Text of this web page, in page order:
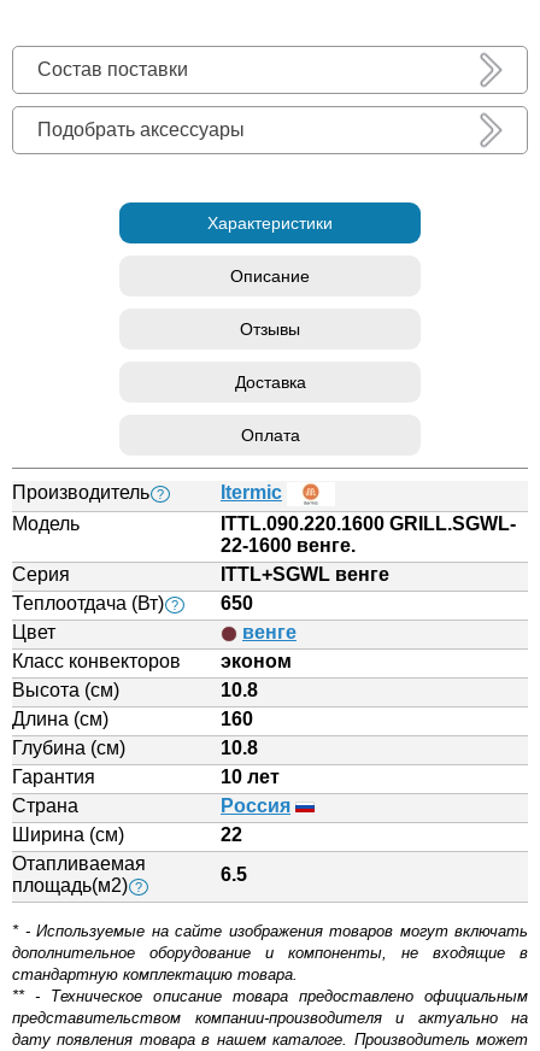
Состав поставки
Подобрать аксессуары
Характеристики
Описание
Отзывы
Доставка
Оплата
Производитель ?
Itermic
Модель
ITTL.090.220.1600 GRILL.SGWL-
22-1600 венге.
Серия
ITTL+SGWL венге
Теплоотдача (Вт) ?
650
Цвет
венге
Класс конвекторов
эконом
Высота (см)
10.8
Длина (см)
160
Глубина (см)
10.8
Гарантия
10 лет
Страна
Россия
Ширина (см)
22
Отапливаемая
площадь(м2) ?
6.5
* - Используемые на сайте изображения товаров могут включать
дополнительное оборудование и компоненты, не входящие в
стандартную комплектацию товара.
** - Техническое описание товара предоставлено официальным
представительством компании-производителя и актуально на
дату появления товара в нашем каталоге. Производитель может